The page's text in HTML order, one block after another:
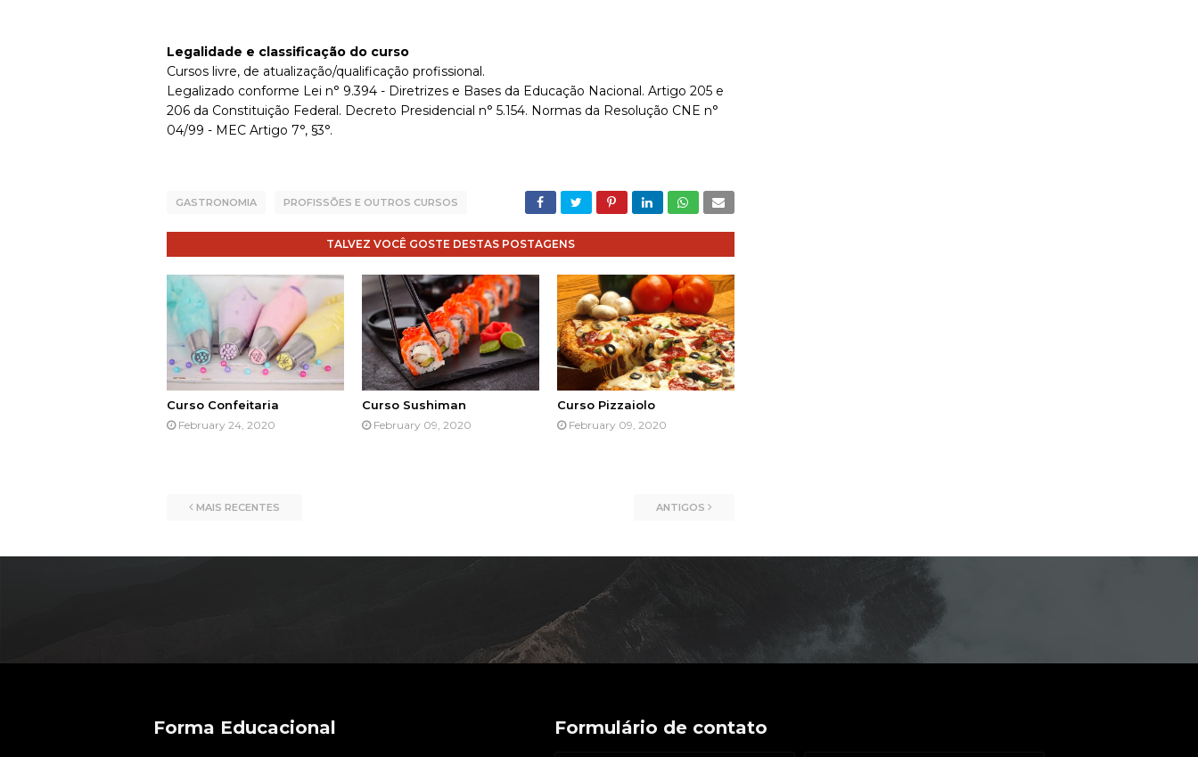
Legalidade e classificação do curso
Cursos livre, de atualização/qualificação profissional.
Legalizado conforme Lei n° 9.394 - Diretrizes e Bases da Educação Nacional. Artigo 205 e
206 da Constituição Federal. Decreto Presidencial n° 5.154. Normas da Resolução CNE n°
04/99 - MEC Artigo 7°, §3°.
GASTRONOMIA PROFISSÕES E OUTROS CURSOS
TALVEZ VOCÊ GOSTE DESTAS POSTAGENS
Curso Confeitaria
February 24, 2020
Curso Sushiman
February 09, 2020
Curso Pizzaiolo
February 09, 2020
MAIS RECENTES ANTIGOS
Forma Educacional Formulário de contato